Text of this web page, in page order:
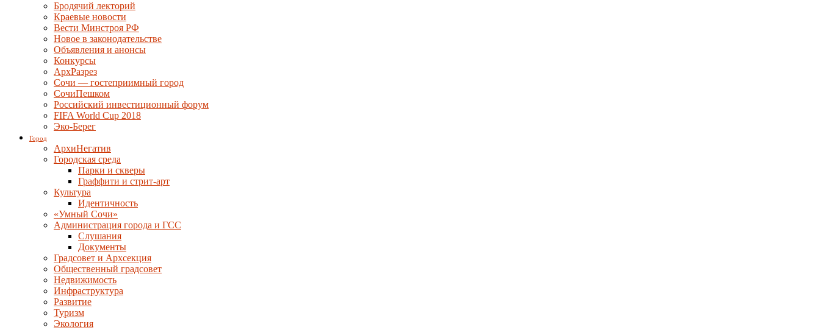
Бродячий лекторий
Краевые новости
Вести Минстроя РФ
Новое в законодательстве
Объявления и анонсы
Конкурсы
АрхРазрез
Сочи — гостеприимный город
СочиПешком
Российский инвестиционный форум
FIFA World Cup 2018
Эко-Берег
Город
АрхиНегатив
Городская среда
Парки и скверы
Граффити и стрит-арт
Культура
Идентичность
«Умный Сочи»
Администрация города и ГСС
Слушания
Документы
Градсовет и Архсекция
Общественный градсовет
Недвижимость
Инфраструктура
Развитие
Туризм
Экология